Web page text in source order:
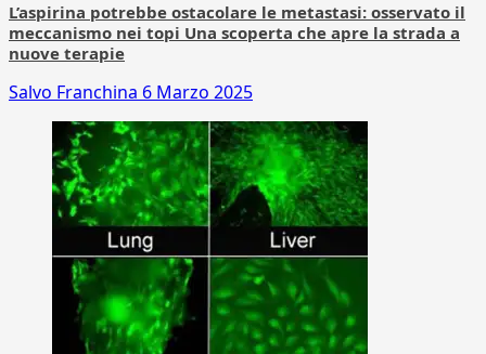
L’aspirina potrebbe ostacolare le metastasi: osservato il
meccanismo nei topi Una scoperta che apre la strada a
nuove terapie
Salvo Franchina 6 Marzo 2025